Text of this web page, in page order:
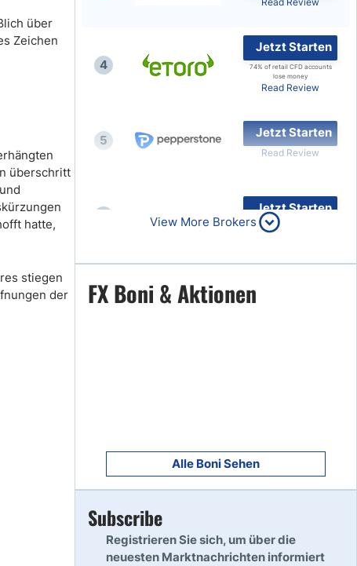
über
Zeichen
überschritt
hatte,
stiegen
der
4
Jetzt Starten
74% of retail CFD accounts
lose money
Read Review
5
Jetzt Starten
Read Review
Jetzt Starten
Read Review
7
10
View More Brokers
FX Boni & Aktionen
Alle Boni Sehen
Subscribe
Registrieren Sie sich, um über die
neuesten Marktnachrichten informiert